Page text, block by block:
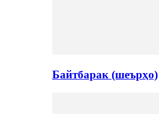
Байтбарак (шеърҳо)